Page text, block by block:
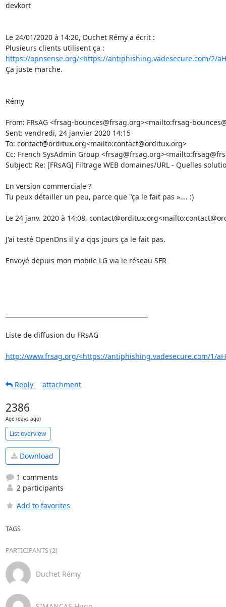
devkort
Le 24/01/2020 à 14:20, Duchet Rémy a écrit :
https://opnsense.org/<https://antiphishing.vadesecure.com/2/
Ça juste marche.
Rémy
From: FRsAG <frsag-bounces@frsag.org><mailto:frsag-
Sent: vendredi, 24 janvier 2020 14:15
To: contact@orditux.org<mailto:contact@orditux.org>
Cc: French SysAdmin Group
Subject: Re: [FRsAG] Filtrage WEB domaines/URL - Quelles
En version commerciale ?
Tu peux détailler un peu, parce que "ça le fait pas »…. :)
Le 24 janv. 2020 à 14:08,
J'ai testé OpenDns il y a qqs jours ça le fait pas.
Envoyé depuis mon mobile LG via le réseau SFR
Liste de diffusion du FRsAG
http://www.frsag.org/<https://antiphishing.vadesecure.com/1/
Reply attachment
2386
Age (days ago)
List overview
Download
1 comments
2 participants
Add to favorites
TAGS
PARTICIPANTS (2)
Duchet Rémy